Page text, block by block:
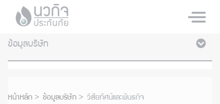
ข้อมูลบริษัท
หน้าหลัก ข้อมูลบริษัท วิสัยทัศน์และพันธกิจ